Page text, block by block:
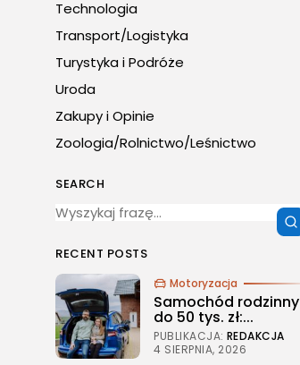
Technologia
Transport/Logistyka
Turystyka i Podróże
Uroda
Zakupy i Opinie
Zoologia/Rolnictwo/Leśnictwo
SEARCH
RECENT POSTS
Motoryzacja
Samochód rodzinny
do 50 tys. zł:...
PUBLIKACJA: REDAKCJA
4 SIERPNIA, 2026